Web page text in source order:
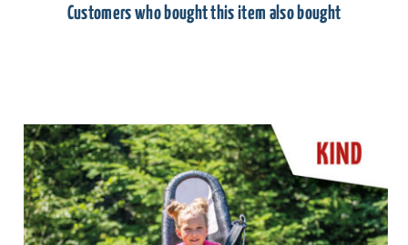
Customers who bought this item also bought